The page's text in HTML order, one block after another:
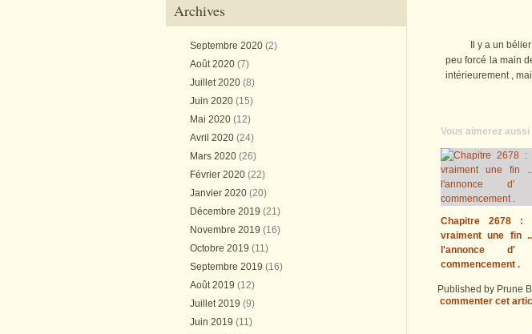
Archives
Septembre 2020 (2)
Août 2020 (7)
Juillet 2020 (8)
Juin 2020 (15)
Mai 2020 (12)
Avril 2020 (24)
Mars 2020 (26)
Février 2020 (22)
Janvier 2020 (20)
Décembre 2019 (21)
Novembre 2019 (16)
Octobre 2019 (11)
Septembre 2019 (16)
Août 2019 (12)
Juillet 2019 (9)
Juin 2019 (11)
Il y a un bélier (
peu forcé la main
intérieurement ,
Vous aimerez aussi
Chapitre 2678 :
vraiment une fin
l'annonce d'
commencement .
Published by Prune
commenter cet